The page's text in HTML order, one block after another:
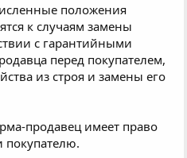
положения
к случаям замены
с гарантийными
перед покупателем,
из строя и замены его
продавец имеет право
покупателю.